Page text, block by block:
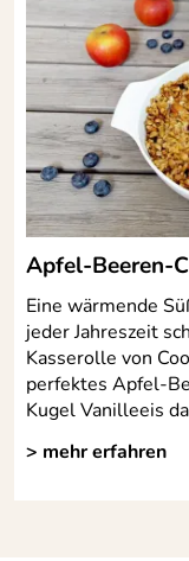
Apfel-Beeren-
Eine wärmende
jeder Jahreszeit
Kasserolle von
perfektes Apfel-
Kugel Vanilleeis
> mehr erfahren